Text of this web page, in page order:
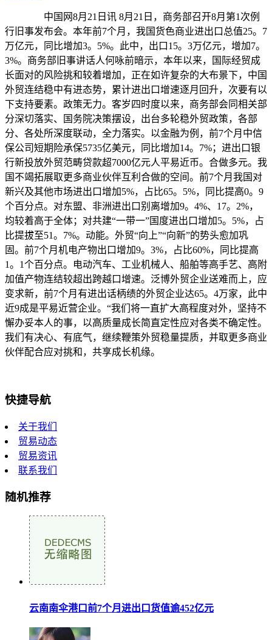
中国网8月21日讯 8月21日，商务部召开8月第1次例
行旧事发布会。本年前7个月，我国货色商业进出口总值25。7
万亿元，同比增加3。5%。此中，出口15。3万亿元，增加7。
3%。商务部旧事讲话人何咏前暗示，本年以来，国际经贸成
长面对的风险挑和较着增加，正在如许复杂的大布景下，中国
外贸连结稳中有进态势，累计进出口增速逐月回升，次要有以
下支持要素。政策无力。客岁四时度以来，商务部会同相关部
分深切落实、国务院决策摆设，出台多轮稳外贸政策，各部
分、各处所深度联动，全力落实。以金融为例，前7个月中信
保公司短期险承保5735亿美元，同比增加14。7%；进出口银
行新投放外贸范畴贷款超7000亿元人平易近币。合做多元。我
国不竭拓展取更多商业伙伴互利合做的空间。前7个月我国对
新兴及其他市场进出口增加5%，占比65。5%，同比提高0。9
个百分点。对东盟、非洲进出口别离增加9。4%、17。2%，
均较着高于全体；对共建“一带一”国度进出口增加5。5%，占
比提拔至51。7%。动能。外贸“向上”“向新”的势头愈加巩
固。前7个月机电产物出口增加9。3%，占比60%，同比提高
1。1个百分点。电动汽车、工业机械人、船舶等高手艺、高附
加值产物连结较超出跨越口增速。泛博外贸企业送难而上，应
变求新，前7个月有进出话柄绩的外贸企业达65。4万家，此中
近9成是平易近营企业。“我们将一直扩大高程度对外，坚持不
懈办妥本人的事，以高质量成长简直定性应对各类不确定性。
我们有决心、有底气，继续鞭策外贸稳量提质，并取更多商业
伙伴配合应对挑和，共享成长机缘。
快捷导航
关于我们
贸易动态
贸易资讯
联系我们
随机推荐
云南南伞港口前7个月进出口货值逾452亿元